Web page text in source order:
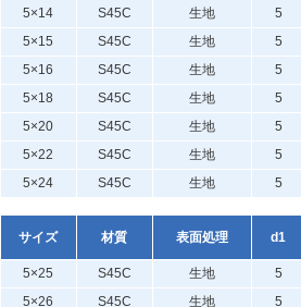
5×14 S45C 生地 5
5×15
S45C 生地 5
5×16
S45C 生地 5
5×18
S45C 生地 5
5×20
S45C 生地 5
5×22
S45C 生地 5
5×24
S45C 生地 5
サイズ 材質 表面処理 d1
5×25 S45C 生地 5
5×26
S45C 生地 5